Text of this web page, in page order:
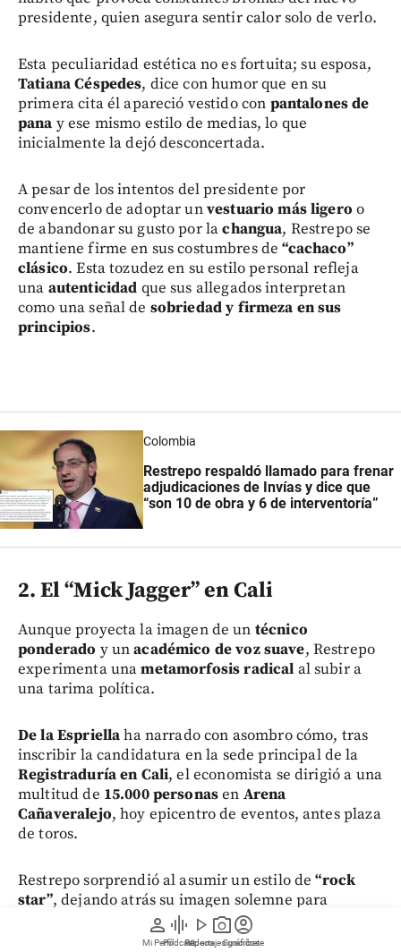
person
Mi Perfil
graphic_eq
Pódcast
play_arrow
Videos
photo_camera
Reportajes gráficos
account_circle
Suscríbete
presidente, quien asegura sentir calor solo de verlo.
Esta peculiaridad estética no es fortuita; su esposa,
Tatiana Céspedes, dice con humor que en su
primera cita él apareció vestido con pantalones de
pana y ese mismo estilo de medias, lo que
inicialmente la dejó desconcertada.
A pesar de los intentos del presidente por
convencerlo de adoptar unvestuario más ligero o
de abandonar su gusto por lachangua, Restrepo se
mantiene firme en sus costumbres de“cachaco”
clásico. Esta tozudez en su estilo personal refleja
una autenticidad que sus allegados interpretan
como una señal de sobriedad y firmeza en sus
principios.
Colombia
Restrepo respaldó llamado para frenar
adjudicaciones de Invías y dice que
“son 10 de obra y 6 de interventoría”
2. El “Mick Jagger” en Cali
Aunque proyecta la imagen de un técnico
ponderado y unacadémico de voz suave, Restrepo
experimenta unametamorfosis radical al subir a
una tarima política.
De la Espriellaha narrado con asombro cómo, tras
inscribir la candidatura en la sede principal de la
Registraduría en Cali, el economista se dirigió a una
multitud de 15.000 personasen Arena
Cañaveralejo, hoy epicentro de eventos, antes plaza
de toros.
Restrepo sorprendió al asumir un estilo de“rock
star”, dejando atrás su imagen solemne para
conectar con el público de forma“electrizante”
como ha dicho Abelardo.